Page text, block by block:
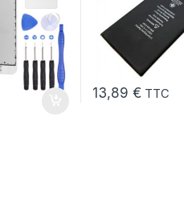
13,89 € TTC